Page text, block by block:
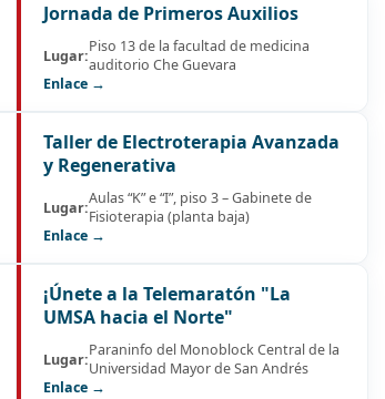
Jornada de Primeros Auxilios
Lugar:Piso 13 de la facultad de medicina
auditorio Che Guevara
Enlace →
Taller de Electroterapia Avanzada
y Regenerativa
Lugar:Aulas “K” e “I”, piso 3 – Gabinete de
Fisioterapia (planta baja)
Enlace →
¡Únete a la Telemaratón "La
UMSA hacia el Norte"
Lugar:Paraninfo del Monoblock Central de la
Universidad Mayor de San Andrés
Enlace →